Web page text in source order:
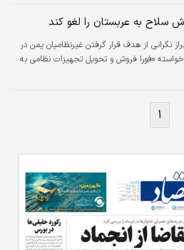
سلاح به عربستان را لغو کند
نگرانی از هدف قرار گرفتن غیرنظامیان یمن در
«فورا فروش و تحویل تجهیزات نظامی به
۱